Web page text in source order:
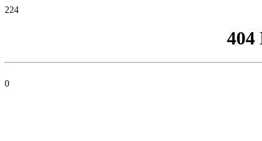
224
404
0